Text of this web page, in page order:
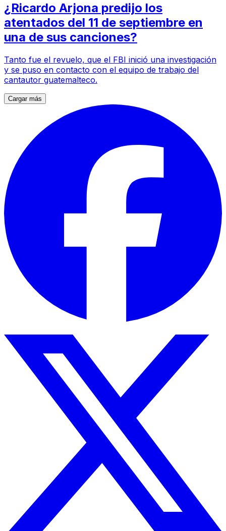
¿Ricardo Arjona predijo los
atentados del 11 de septiembre en
una de sus canciones?
Tanto fue el revuelo, que el FBI inició una investigación
y se puso en contacto con el equipo de trabajo del
cantautor guatemalteco.
Cargar más